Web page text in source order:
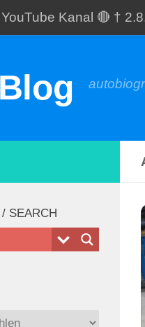
YouTube Kanal 🔴 †
SEARCH